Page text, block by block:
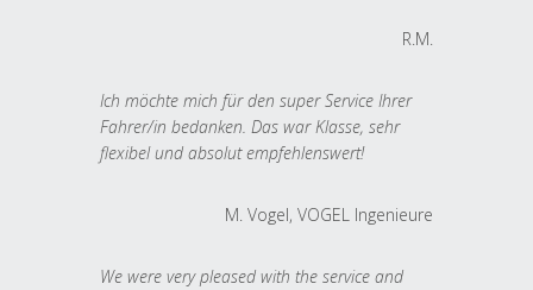
R.M.
Ich möchte mich für den super Service Ihrer
Fahrer/in bedanken. Das war Klasse, sehr
flexibel und absolut empfehlenswert!
M. Vogel, VOGEL Ingenieure
We were very pleased with the service and